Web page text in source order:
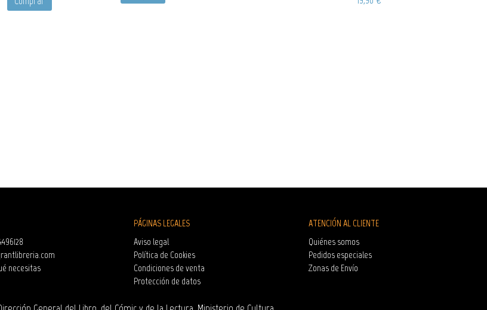
necesitas
PÁGINAS LEGALES
Aviso legal
Política de Cookies
Condiciones de venta
Protección de datos
ATENCIÓN AL CLIENTE
Quiénes somos
Pedidos especiales
Zonas de Envío